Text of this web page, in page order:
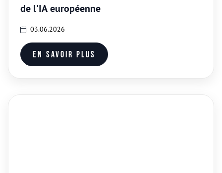
de l'IA européenne
03.06.2026
En savoir plus